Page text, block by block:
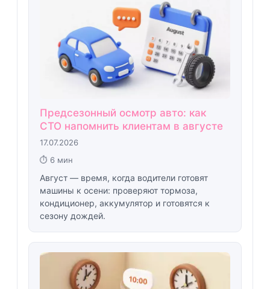
Предсезонный осмотр авто: как
СТО напомнить клиентам в августе
17.07.2026
⏱ 6 мин
Август — время, когда водители готовят
машины к осени: проверяют тормоза,
кондиционер, аккумулятор и готовятся к
сезону дождей.